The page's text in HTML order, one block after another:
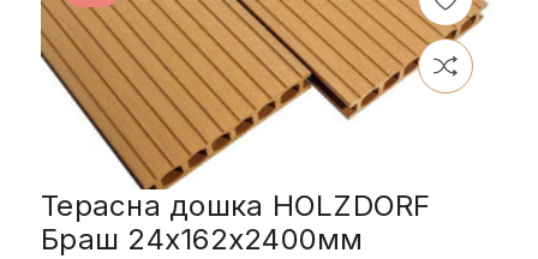
Терасна дошка HOLZDORF
Браш 24х162х2400мм